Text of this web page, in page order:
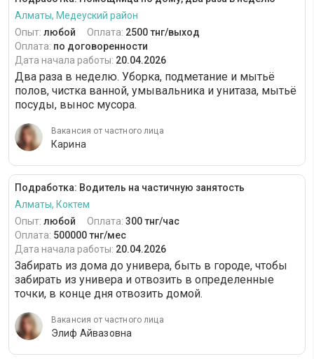
Алматы, Медеуский район
Опыт: любой Оплата: 2500 тнг/выход
Оплата: по договоренности
Дата начала работы: 20.04.2026
Два раза в неделю. Уборка, подметание и мытьё
полов, чистка ванной, умывальника и унитаза, мытьё
посуды, вынос мусора.
Вакансия от частного лица
Карина
Подработка: Водитель на частичную занятость
Алматы, Коктем
Опыт: любой Оплата: 300 тнг/час
Оплата: 500000 тнг/мес
Дата начала работы: 20.04.2026
Забирать из дома до универа, быть в городе, чтобы
забирать из универа и отвозить в определенные
точки, в конце дня отвозить домой.
Вакансия от частного лица
Элиф Айвазовна